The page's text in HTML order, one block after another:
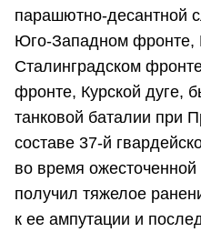
парашютно-десантной
Юго-Западном фронте,
Сталинградском
фронте, Курской дуге,
танковой баталии при
составе 37-й
во время
получил тяжелое
к ее ампутации и